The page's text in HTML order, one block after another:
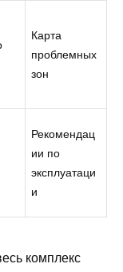
Карта
проблемных
зон
Рекомендац
ии по
эксплуатаци
и
комплекс